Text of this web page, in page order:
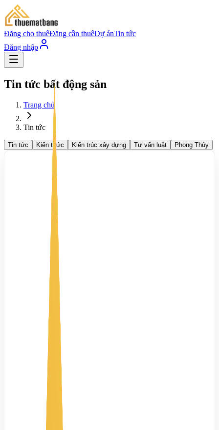
Đăng cho thuêĐăng cần thuêDự ánTin tức
Đăng nhập
Tin tức bất động sản
Trang chủ
Tin tức
Tin tức Kiến thức Kiến trúc xây dựng Tư vấn luật Phong Thủy